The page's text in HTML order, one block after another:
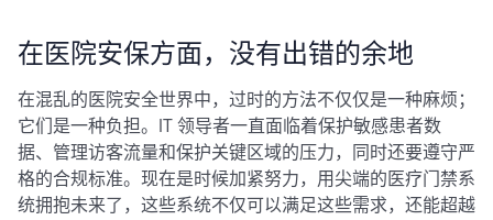
在医院安保方面，没有出错的余地
在混乱的医院安全世界中，过时的方法不仅仅是一种麻烦；
它们是一种负担。IT 领导者一直面临着保护敏感患者数
据、管理访客流量和保护关键区域的压力，同时还要遵守严
格的合规标准。现在是时候加紧努力，用尖端的医疗门禁系
统拥抱未来了，这些系统不仅可以满足这些需求，还能超越